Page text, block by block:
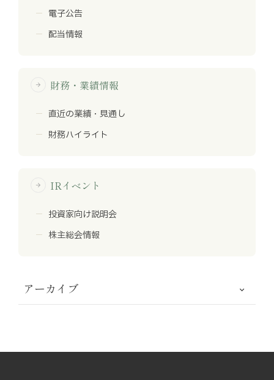
電子公告
配当情報
arrow_forward 財務・業績情報
直近の業績・見通し
財務ハイライト
arrow_forward IRイベント
投資家向け説明会
株主総会情報
アーカイブ